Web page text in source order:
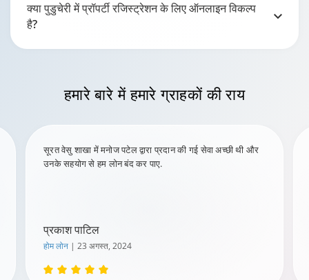
क्या पुडुचेरी में प्रॉपर्टी रजिस्ट्रेशन के लिए ऑनलाइन विकल्प
है?
हमारे बारे मेंहमारे ग्राहकों की राय
सूरत वेसु शाखा में मनोज पटेल द्वारा प्रदान की गई सेवा अच्छी थी और
उनके सहयोग से हम लोन बंद कर पाए.
प्रकाश पाटिल
होम लोन | 23 अगस्त, 2024